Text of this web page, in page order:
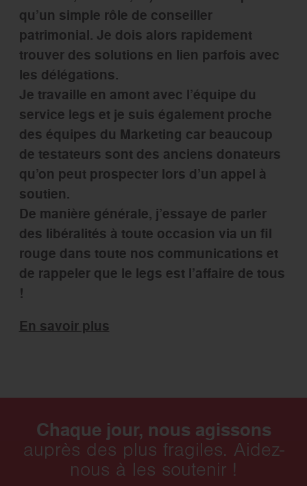
qu’un simple rôle de conseiller
patrimonial. Je dois alors rapidement
trouver des solutions en lien parfois avec
les délégations.
Je travaille en amont avec l’équipe du
service legs et je suis également proche
des équipes du Marketing car beaucoup
de testateurs sont des anciens donateurs
qu’on peut prospecter lors d’un appel à
soutien.
De manière générale, j’essaye de parler
des libéralités à toute occasion via un fil
rouge dans toute nos communications et
de rappeler que le legs est l’affaire de tous
!
En savoir plus
Chaque jour, nous agissons
auprès des plus fragiles. Aidez-
nous à les soutenir !